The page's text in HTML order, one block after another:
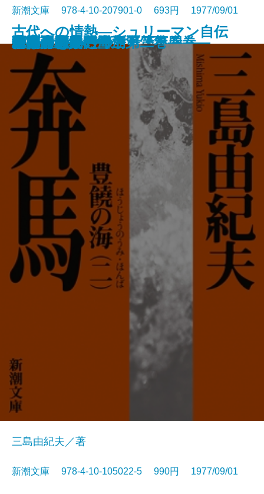
喪失の儀礼
パルタイ
夢魔の標的
天人五衰―豊饒の海・第四巻―
海流のなかの島々〔上〕
海流のなかの島々〔下〕
暁の寺―豊饒の海・第三巻―
果心居士の幻術
百万ドルをとり返せ！
古代への情熱―シュリーマン自伝
―
新潮文庫 978-4-10-207901-0 693円 1977/09/01
奔馬―豊饒の海・第二巻―
三島由紀夫／著
新潮文庫 978-4-10-105022-5 990円 1977/09/01
白い服の男
先導者・赤い雪崩
午後の恐竜
彼の生きかた
巨人の磯
宇宙のあいさつ
精神分析入門〔上〕
精神分析入門〔下〕
幸福論